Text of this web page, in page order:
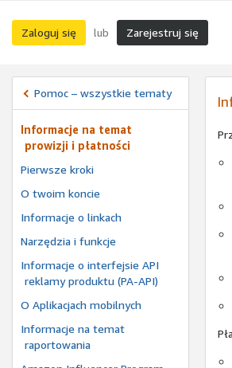
Zaloguj się lub Zarejestruj się
Pomoc – wszystkie tematy
Informacje na temat
prowizji i płatności
Pierwsze kroki
O twoim koncie
Informacje o linkach
Narzędzia i funkcje
Informacje o interfejsie API
reklamy produktu (PA-API)
O Aplikacjach mobilnych
Informacje na temat
raportowania